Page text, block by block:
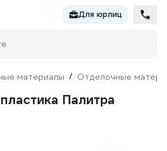
Для юрлиц
материалы / Отделочные
Палитра